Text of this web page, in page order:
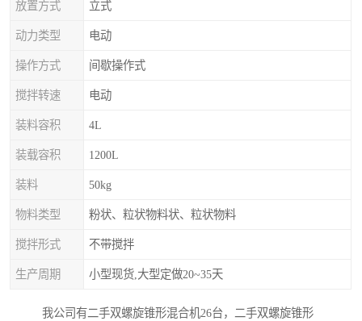
放置方式 立式
动力类型 电动
操作方式 间歇操作式
搅拌转速 电动
装料容积 4L
装载容积 1200L
装料 50kg
物料类型 粉状、粒状物料状、粒状物料
搅拌形式 不带搅拌
生产周期 小型现货,大型定做20~35天
我公司有二手双螺旋锥形混合机26台，二手双螺旋锥形